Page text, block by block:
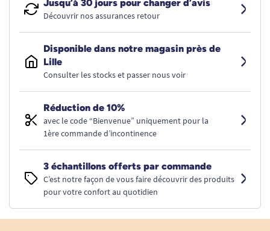
Jusqu’à 30 jours pour changer d’avis
Découvrir nos assurances retour
Disponible dans notre magasin près de
Lille
Consulter les stocks et passer nous voir
Réduction de 10%
avec le code “Bienvenue” uniquement pour la
1ère commande d’incontinence
3 échantillons offerts par commande
C’est notre façon de vous faire découvrir des produits
pour votre confort au quotidien